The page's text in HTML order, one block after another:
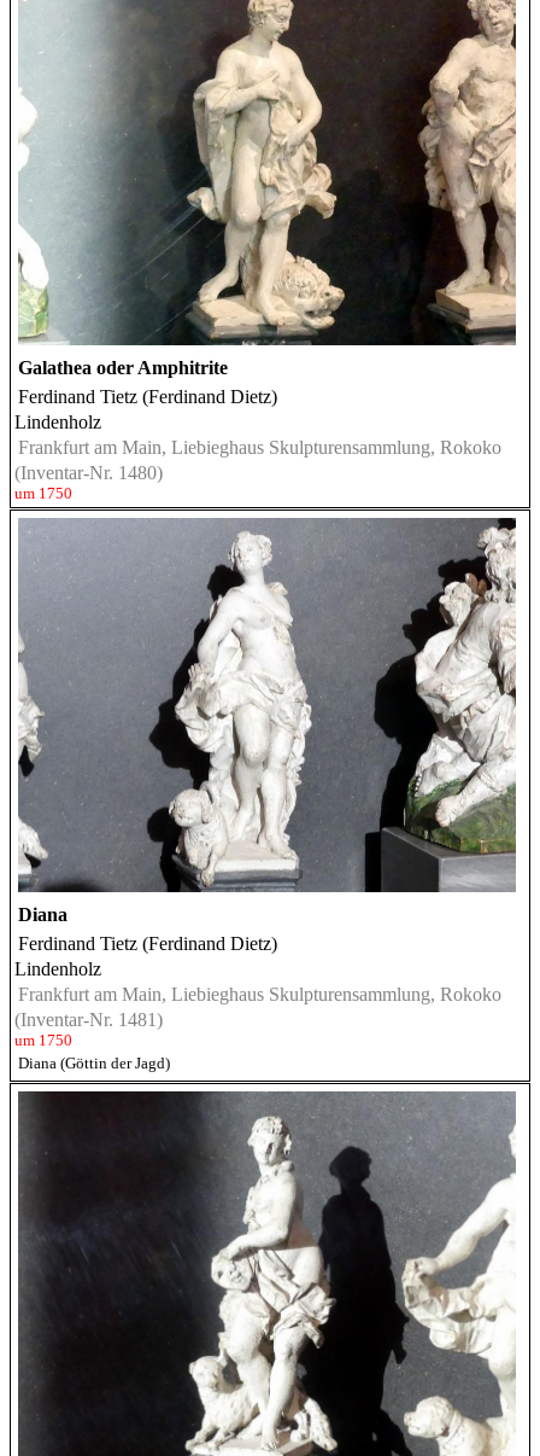
Galathea oder Amphitrite
Ferdinand Tietz (Ferdinand Dietz)
Lindenholz
Frankfurt am Main, Liebieghaus Skulpturensammlung, Rokoko
(Inventar-Nr. 1480)
um 1750
Diana
Ferdinand Tietz (Ferdinand Dietz)
Lindenholz
Frankfurt am Main, Liebieghaus Skulpturensammlung, Rokoko
(Inventar-Nr. 1481)
um 1750
Diana (Göttin der Jagd)